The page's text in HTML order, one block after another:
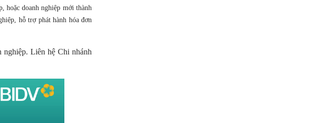
hoặc doanh nghiệp mới thành
hỗ trợ phát hành hóa đơn
nghiệp. Liên hệ Chi nhánh